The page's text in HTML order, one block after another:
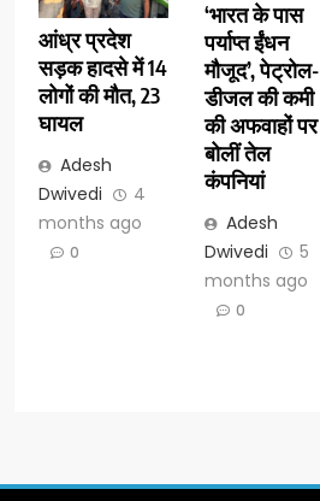
आंध्र प्रदेश
सड़क हादसे में 14
लोगों की मौत, 23
घायल
Adesh
Dwivedi
4
months ago
0
‘भारत के पास
पर्याप्त ईंधन
मौजूद’, पेट्रोल-
डीजल की कमी
की अफवाहों पर
बोलीं तेल
कंपनियां
Adesh
Dwivedi
5
months ago
0